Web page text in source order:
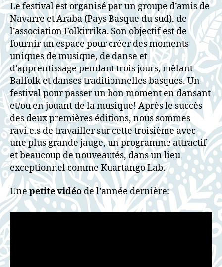
Le festival est organisé par un groupe d’amis de
Navarre et Araba (Pays Basque du sud), de
l’association Folkirrika. Son objectif est de
fournir un espace pour créer des moments
uniques de musique, de danse et
d’apprentissage pendant trois jours, mêlant
Balfolk et danses traditionnelles basques. Un
festival pour passer un bon moment en dansant
et/ou en jouant de la musique! Après le succès
des deux premières éditions, nous sommes
ravi.e.s de travailler sur cette troisième avec
une plus grande jauge, un programme attractif
et beaucoup de nouveautés, dans un lieu
exceptionnel comme Kuartango Lab.
Unepetite vidéode l’année dernière: